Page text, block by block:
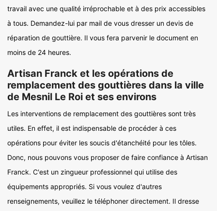
travail avec une qualité irréprochable et à des prix accessibles
à tous. Demandez-lui par mail de vous dresser un devis de
réparation de gouttière. Il vous fera parvenir le document en
moins de 24 heures.
Artisan Franck et les opérations de
remplacement des gouttières dans la ville
de Mesnil Le Roi et ses environs
Les interventions de remplacement des gouttières sont très
utiles. En effet, il est indispensable de procéder à ces
opérations pour éviter les soucis d'étanchéité pour les tôles.
Donc, nous pouvons vous proposer de faire confiance à Artisan
Franck. C'est un zingueur professionnel qui utilise des
équipements appropriés. Si vous voulez d'autres
renseignements, veuillez le téléphoner directement. Il dresse